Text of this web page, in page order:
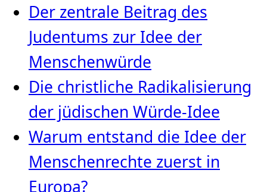
Der zentrale Beitrag des
Judentums zur Idee der
Menschenwürde
Die christliche Radikalisierung
der jüdischen Würde‑Idee
Warum entstand die Idee der
Menschenrechte zuerst in
Europa?